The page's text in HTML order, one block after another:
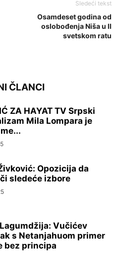
Sledeći tekst
Osamdeset godina od
oslobođenja Niša u II
svetskom ratu
ČLANCI
ZA HAYAT TV Srpski
Mila Lompara je
Opozicija da
sledeće izbore
Vučićev
s Netanjahuom primer
bez principa